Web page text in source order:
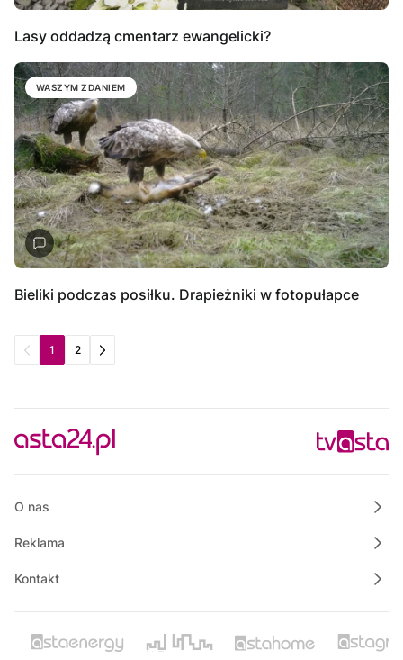
Lasy oddadzą cmentarz ewangelicki?
WASZYM ZDANIEM
Bieliki podczas posiłku. Drapieżniki w fotopułapce
1 2
O nas
Reklama
Kontakt